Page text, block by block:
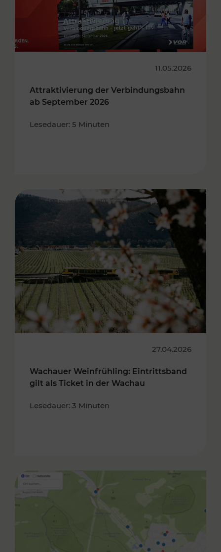
11.05.2026
Attraktivierung der Verbindungsbahn
ab September 2026
Lesedauer: 5 Minuten
27.04.2026
Wachauer Weinfrühling: Eintrittsband
gilt als Ticket in der Wachau
Lesedauer: 3 Minuten